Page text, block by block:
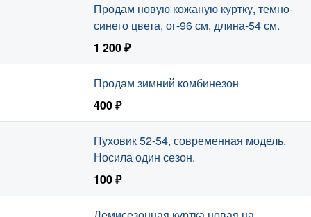
Продам новую кожаную куртку, темно-
синего цвета, ог-96 см, длина-54 см.
1 200 ₽
Продам зимний комбинезон
400 ₽
Пуховик 52-54, современная модель.
Носила один сезон.
100 ₽